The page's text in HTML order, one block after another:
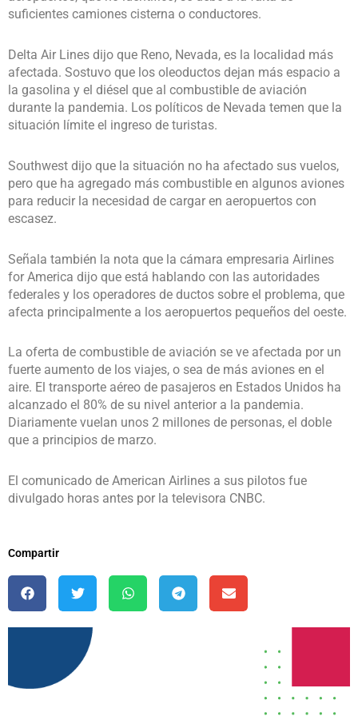
suficientes camiones cisterna o conductores.
Delta Air Lines dijo que Reno, Nevada, es la localidad más
afectada. Sostuvo que los oleoductos dejan más espacio a
la gasolina y el diésel que al combustible de aviación
durante la pandemia. Los políticos de Nevada temen que la
situación límite el ingreso de turistas.
Southwest dijo que la situación no ha afectado sus vuelos,
pero que ha agregado más combustible en algunos aviones
para reducir la necesidad de cargar en aeropuertos con
escasez.
Señala también la nota que la cámara empresaria Airlines
for America dijo que está hablando con las autoridades
federales y los operadores de ductos sobre el problema, que
afecta principalmente a los aeropuertos pequeños del oeste.
La oferta de combustible de aviación se ve afectada por un
fuerte aumento de los viajes, o sea de más aviones en el
aire. El transporte aéreo de pasajeros en Estados Unidos ha
alcanzado el 80% de su nivel anterior a la pandemia.
Diariamente vuelan unos 2 millones de personas, el doble
que a principios de marzo.
El comunicado de American Airlines a sus pilotos fue
divulgado horas antes por la televisora CNBC.
Compartir